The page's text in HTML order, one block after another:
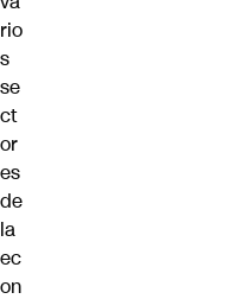
rio
s
se
ct
or
es
de
la
ec
on